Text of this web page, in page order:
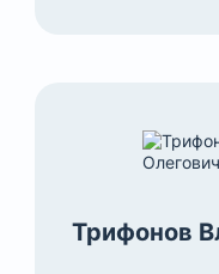
Трифонов